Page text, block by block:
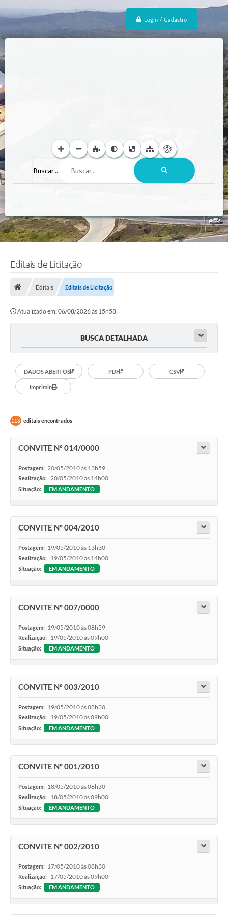
Login / Cadastro
Buscar...
Editais de Licitação
Editais Editais de Licitação
Atualizado em: 06/08/2026 às 15h58
BUSCA DETALHADA
DADOS ABERTOS PDF CSV
Imprimir
116 editais encontrados
CONVITE Nº 014/0000
Postagem: 20/05/2010 às 13h59
Realização: 20/05/2010 às 14h00
Situação: EM ANDAMENTO
CONVITE Nº 004/2010
Postagem: 19/05/2010 às 13h30
Realização: 19/05/2010 às 14h00
Situação: EM ANDAMENTO
CONVITE Nº 007/0000
Postagem: 19/05/2010 às 08h59
Realização: 19/05/2010 às 09h00
Situação: EM ANDAMENTO
CONVITE Nº 003/2010
Postagem: 19/05/2010 às 08h30
Realização: 19/05/2010 às 09h00
Situação: EM ANDAMENTO
CONVITE Nº 001/2010
Postagem: 18/05/2010 às 08h30
Realização: 18/05/2010 às 09h00
Situação: EM ANDAMENTO
CONVITE Nº 002/2010
Postagem: 17/05/2010 às 08h30
Realização: 17/05/2010 às 09h00
Situação: EM ANDAMENTO